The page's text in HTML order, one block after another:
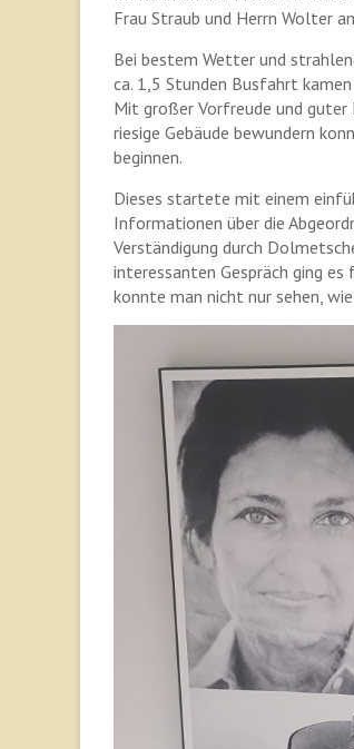
Frau Straub und Herrn Wolter
Bei bestem Wetter und
ca. 1,5 Stunden Busfahrt
Mit großer Vorfreude und guter
riesige Gebäude bewundern
beginnen.
Dieses startete mit einem
Informationen über die
Verständigung durch
interessanten Gespräch ging
konnte man nicht nur sehen,